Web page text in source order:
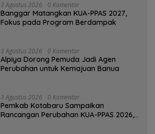
3 Agustus 2026 0 Komentar
‎Banggar Matangkan KUA-PPAS 2027,
Fokus pada Program Berdampak
3 Agustus 2026 0 Komentar
‎Alpiya Dorong Pemuda Jadi Agen
Perubahan untuk Kemajuan Banua ‎
3 Agustus 2026 0 Komentar
Pemkab Kotabaru Sampaikan
Rancangan Perubahan KUA-PPAS 2026,